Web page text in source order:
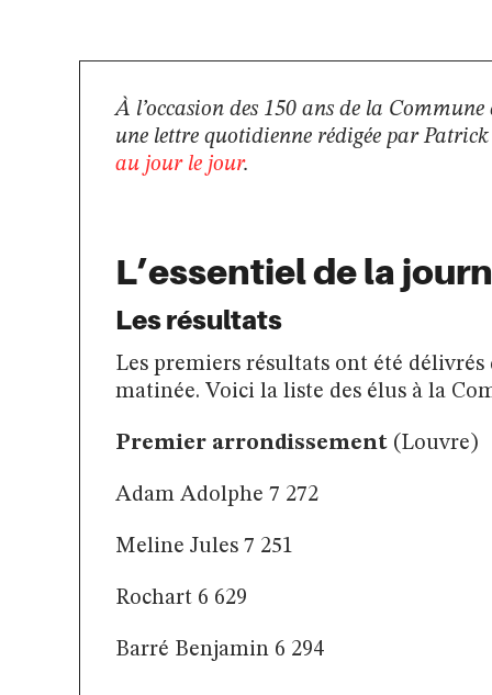
À l’occasion des 150 ans de la
une lettre quotidienne rédigée par
au jour le jour.
L’essentiel de la
Les résultats
Les premiers résultats ont été
matinée. Voici la liste des élus à la
Premier arrondissement (Louvre)
Adam Adolphe 7 272
Meline Jules 7 251
Rochart 6 629
Barré Benjamin 6 294